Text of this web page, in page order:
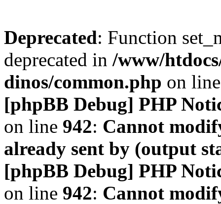
Deprecated: Function
deprecated in /www/
dinos/common.php on
[phpBB Debug] PHP
on line 942: Cannot
already sent by (output
[phpBB Debug] PHP
on line 942: Cannot